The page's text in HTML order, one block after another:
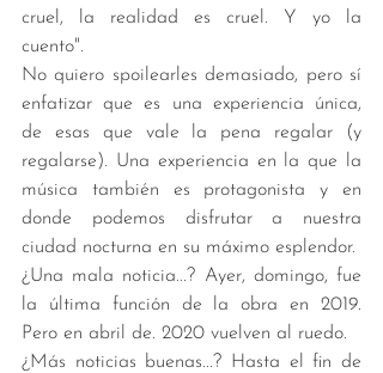
cruel, la realidad es cruel. Y yo la
cuento".
No quiero spoilearles demasiado, pero sí
enfatizar que es una experiencia única,
de esas que vale la pena regalar (y
regalarse). Una experiencia en la que la
música también es protagonista y en
donde podemos disfrutar a nuestra
ciudad nocturna en su máximo esplendor.
¿Una mala noticia...? Ayer, domingo, fue
la última función de la obra en 2019.
Pero en abril de. 2020 vuelven al ruedo.
¿Más noticias buenas...? Hasta el fin de